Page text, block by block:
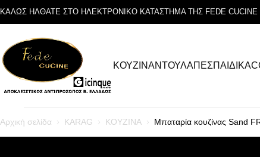
ΚΑΛΩΣ ΗΛΘΑΤΕ ΣΤΟ ΗΛΕΚΤΡΟΝΙΚΟ ΚΑΤΑΣΤΗΜΑ ΤΗΣ FEDE CUCINE
ΚΟΥΖΙΝΑΝΤΟΥΛΑΠΕΣΠΑΙΔΙΚΑ
Αρχική σελίδα KARAG ΚΟΥΖΙΝΑ Μπαταρία κουζίνας Sand